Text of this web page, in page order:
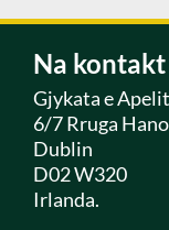
Na kontakt
Gjykata e
6/7 Rruga
Dublin
D02 W320
Irlanda.